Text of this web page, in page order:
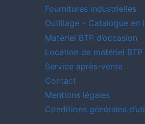
Fournitures industrielles
Outillage – Catalogue en
Matériel BTP d’occasion
Location de matériel BTP
Service après-vente
Contact
Mentions légales
Conditions générales